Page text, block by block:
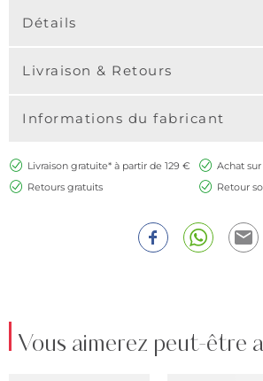
Détails
Livraison & Retours
Informations du fabricant
Livraison gratuite* à partir de 129 €
Achat
Retours gratuits
Retour
Vous aimerez peut-être